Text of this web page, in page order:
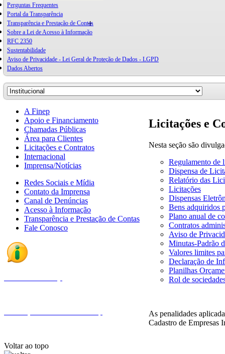
Perguntas Frequentes
Portal da Transparência
Transparência e Prestação de Contas
Sobre a Lei de Acesso à Informação
RFC 2350
Sustentabilidade
Aviso de Privacidade - Lei Geral de Proteção de Dados - LGPD
Dados Abertos
Licitações e
Nesta seção são
Regulamento de
Dispensa de
Relatório das
Licitações
Dispensas
Bens adquiridos
Plano anual de
Contratos
Aviso de
Minutas-Padrão
Valores limites
Declaração de
Planilhas
Rol de
As penalidades
Cadastro de Empresas
A Finep
Apoio e Financiamento
Chamadas Públicas
Área para Clientes
Licitações e Contratos
Internacional
Imprensa/Notícias
Redes Sociais e Mídia
Contato da Imprensa
Canal de Denúncias
Acesso à Informação
Transparência e Prestação de Contas
Fale Conosco
Voltar ao topo